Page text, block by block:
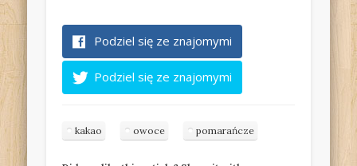
Podziel się ze znajomymi
Podziel się ze znajomymi
kakao owoce pomarańcze